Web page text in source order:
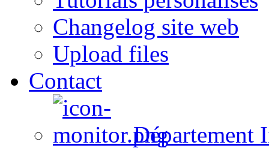
Changelog site web
Upload files
Contact
Département